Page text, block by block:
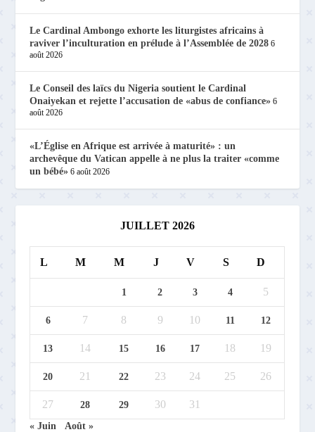
Le Cardinal Ambongo exhorte les liturgistes africains à
raviver l’inculturation en prélude à l’Assemblée de 2028 6
août 2026
Le Conseil des laïcs du Nigeria soutient le Cardinal
Onaiyekan et rejette l’accusation de «abus de confiance» 6
août 2026
«L’Église en Afrique est arrivée à maturité» : un
archevêque du Vatican appelle à ne plus la traiter «comme
un bébé» 6 août 2026
JUILLET 2026
L M M J V S D
1 2 3 4 5
6 7 8 9 10 11 12
13 14 15 16 17 18 19
20 21 22 23 24 25 26
27 28 29 30 31
« Juin Août »